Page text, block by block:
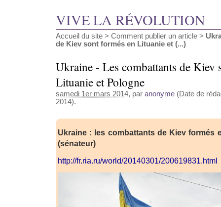
VIVE LA RÉVOLUTION
Accueil du site > Comment publier un article >
de Kiev sont formés en Lituanie et (...)
Ukraine - Les combattants de Kiev
Lituanie et Pologne
samedi 1er mars 2014, par anonyme (Date de
2014).
Ukraine : les combattants de Kiev formés
(sénateur)
http://fr.ria.ru/world/20140301/200619831.html